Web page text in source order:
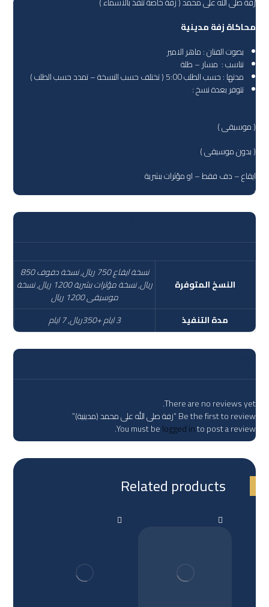
محاكاة زفة مدينية
بصوت الفنان : ماهر الامير
تناسب : مسار – طلة
مدتها : حسب الطلب 5:00 ( تختلف حسب النسخة – تمدد حسب الطلب )
تتوفر بعدة نسخ :
( موسيقى )
( بدون موسيقى )
ايقاع – دف فقط – او مؤثرات بشرية
.
Additional information
النسخ المتوفرة
نسخة ايقاع 750 ريال, نسخة دفوف 850
ريال, نسخة مؤثرات بشرية 1200 ريال, نسخة
موسيقى 1200 ريال
مدة التنفيذ
3 ايام +350ريال, 7 ايام
Reviews
There are no reviews yet.
Be the first to review “زفة صلى الله على محمد (مدينية)”
You must belogged into post a review.
Related products